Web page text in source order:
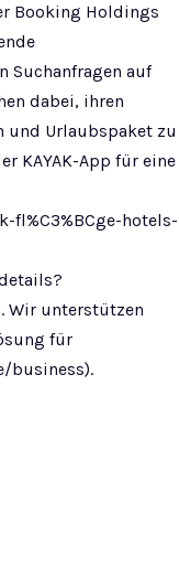
Booking Holdings
Suchanfragen auf
dabei, ihren
und Urlaubspaket zu
KAYAK-App für eine
hotels-
Wir unterstützen
für
business).